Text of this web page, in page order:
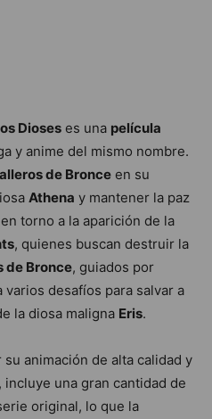
Dioses es una película
y anime del mismo nombre.
de Bronce en su
Athena y mantener la paz
torno a la aparición de la
, quienes buscan destruir la
de Bronce, guiados por
desafíos para salvar a
la diosa maligna Eris.
animación de alta calidad y
una gran cantidad de
original, lo que la